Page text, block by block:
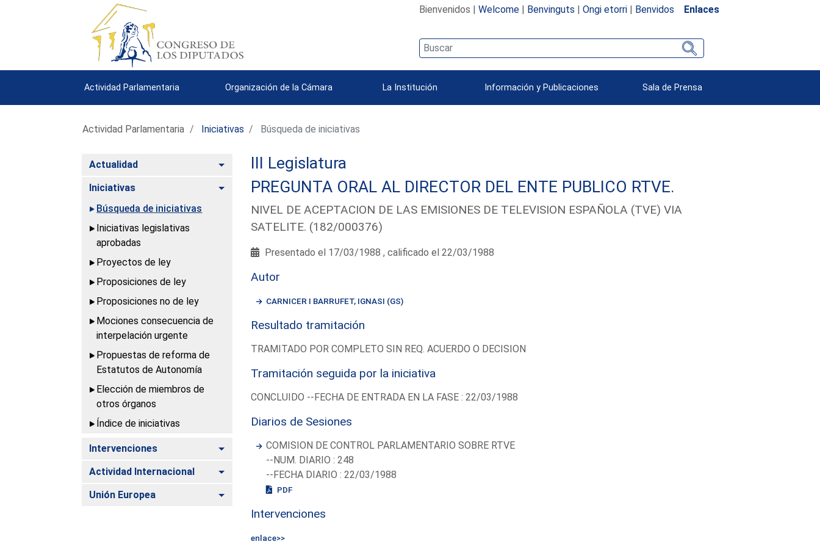
Bienvenidos | Welcome| Benvinguts | Ongi etorri| Benvidos Enlaces
Actividad Parlamentaria Organización de la Cámara La Institución Información y Publicaciones Sala de Prensa
Actividad Parlamentaria Iniciativas Búsqueda de iniciativas
Actualidad Alternar
Iniciativas
Alternar
Búsqueda de iniciativas
Iniciativas legislativas
aprobadas
Proyectos de ley
Proposiciones de ley
Proposiciones no de ley
Mociones consecuencia de
interpelación urgente
Propuestas de reforma de
Estatutos de Autonomía
Elección de miembros de
otros órganos
Índice de iniciativas
Intervenciones Alternar
Actividad Internacional Alternar
Unión Europea Alternar
III Legislatura
PREGUNTA ORAL AL DIRECTOR DEL ENTE PUBLICO RTVE.
NIVEL DE ACEPTACION DE LAS EMISIONES DE TELEVISION ESPAÑOLA (TVE) VIA
SATELITE. (182/000376)
Presentado el 17/03/1988 , calificado el 22/03/1988
Autor
CARNICER I BARRUFET, IGNASI (GS)
Resultado tramitación
TRAMITADO POR COMPLETO SIN REQ. ACUERDO O DECISION
Tramitación seguida por la iniciativa
CONCLUIDO --FECHA DE ENTRADA EN LA FASE : 22/03/1988
Diarios de Sesiones
COMISION DE CONTROL PARLAMENTARIO SOBRE RTVE
--NUM. DIARIO : 248
--FECHA DIARIO : 22/03/1988
PDF
Intervenciones
enlace>>